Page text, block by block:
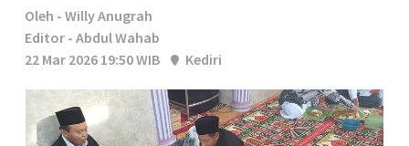
Oleh - Willy Anugrah
Editor - Abdul Wahab
22 Mar 2026 19:50 WIB
Kediri